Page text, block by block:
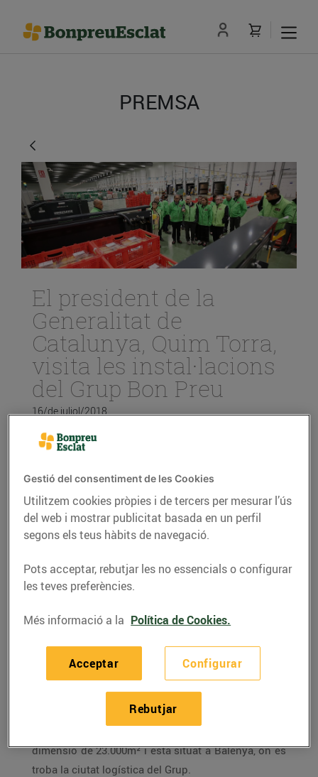
PREMSA
El president de la
Generalitat de
Catalunya, Quim Torra,
visita les instal·lacions
del Grup Bon Preu
16/de juliol/2018
Bon Preu ha presentat la nova
productes frescos amb la presència del
president, acompanyat per la consellera
Chacón i el president i director general del
Grup Bon Preu, Joan Font
El president de la Generalitat de Catalunya,Quim
Torra, ha assistit avui a la presentació de la nova
frescos de Bon Preu, acompanyat per la consellera
d’Empresa i Coneixement,Àngels Chacón, i pel
president i director general del Grup Bon Preu,
Font.
magatzem de productes refrigerats
dimensió de 23.000m² i està situat a Balenyà, on es
troba la ciutat logística del Grup.
Gestió del consentiment de les Cookies
Utilitzem cookies pròpies i de tercers per mesurar l’ús
del web i mostrar publicitat basada en un perfil
segons els teus hàbits de navegació.
Pots acceptar, rebutjar les no essencials o configurar
les teves preferències.
Més informació a la Política de Cookies.
Configurar
Rebutjar
Acceptar